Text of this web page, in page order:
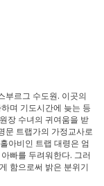
부르그 수도원. 이곳의
며 기도시간에 늦는 등
장 수녀의 귀여움을 받
문 트랩가의 가정교사로
아비인 트랩 대령은 엄
빠를 두려워한다. 그러
함으로써 밝은 분위기